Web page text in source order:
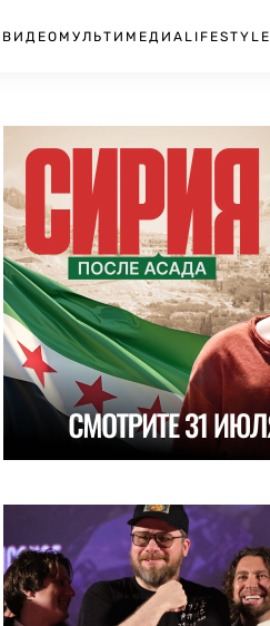
ВИДЕО МУЛЬТИМЕДИА LIFESTYLE